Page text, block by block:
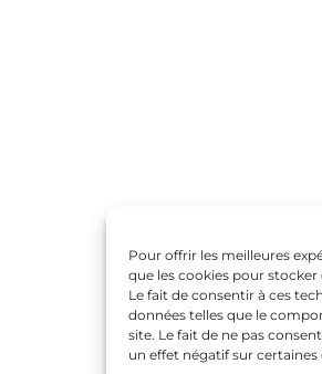
Pour offrir les meilleures
que les cookies pour
Le fait de consentir à ces
données telles que le
site. Le fait de ne pas
un effet négatif sur